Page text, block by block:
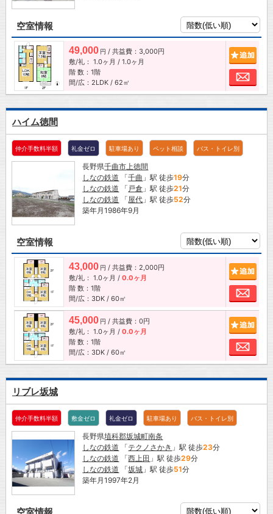
空室情報
49,000 円 / 共益費：3,000円
敷/礼： 1.0ヶ月 / 1.0ヶ月
階 数：1階
間/広：2LDK / 62㎡
お
ハイム徳間
仲介手数料半額 礼金ゼロ 駐車場あり ペット相談 バス・トイレ別
長野県千曲市上徳間
しなの鉄道 「千曲 」駅 徒歩19分
しなの鉄道 「 戸倉 」駅 徒歩21分
しなの鉄道 「屋代 」駅 徒歩52分
築年月1986年9月
空室情報
43,000 円 / 共益費：2,000円
敷/礼： 1.0ヶ月 / 0.0ヶ月
階 数：1階
間/広：3DK / 60㎡
お
45,000 円 / 共益費：0円
敷/礼： 1.0ヶ月 / 0.0ヶ月
階 数：1階
間/広：3DK / 60㎡
お
リブレ坂城
仲介手数料半額 敷金ゼロ 礼金ゼロ 駐車場あり バス・トイレ別
長野県埴科郡坂城町南条
しなの鉄道 「テクノさかき 」駅 徒歩23分
しなの鉄道 「西上田 」駅 徒歩29分
しなの鉄道 「坂城 」駅 徒歩51分
築年月1997年2月
空室情報